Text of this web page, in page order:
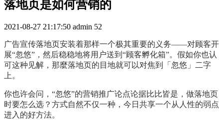
落地页是如何营销的
2021-08-27 21:17:50 admin 52
广告宣传落地页安装着那样一个极其重要的义务——对顾客开
展“忽悠”，然后稳稳地将用户送到“顾客孵化箱”。假如你也认
可这种见解，那麼落地页的目地就可以对焦到「忽悠」二字
上。
你也许会问，“忽悠”的营销推广论点论据比比皆是，做落地页
时要怎么选？方式自然不仅一种，今日共享一个从人性的弱点
进入的好方法。